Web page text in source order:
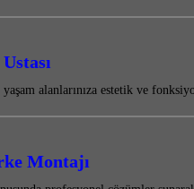
alanlarınıza estetik ve
Montajı